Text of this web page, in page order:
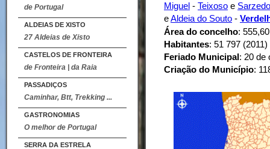
de Portugal
ALDEIAS DE XISTO
27 Aldeias de Xisto
CASTELOS DE FRONTEIRA
de Fronteira | da Raia
PASSADIÇOS
Caminhar, Btt, Trekking ...
GASTRONOMIAS
O melhor de Portugal
SERRA DA ESTRELA
Miguel - Teixoso e Sarzedo
eAldeia do Souto -
Área do concelho:
Habitantes: 51 797 (2011)
Feriado Municipal: 20 de
Criação do Município: